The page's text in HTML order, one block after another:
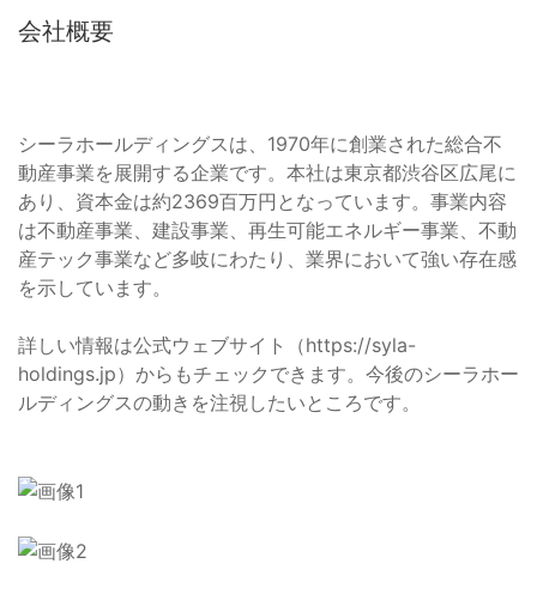
会社概要
シーラホールディングスは、1970年に創業された総合不
動産事業を展開する企業です。本社は東京都渋谷区広尾に
あり、資本金は約2369百万円となっています。事業内容
は不動産事業、建設事業、再生可能エネルギー事業、不動
産テック事業など多岐にわたり、業界において強い存在感
を示しています。
詳しい情報は公式ウェブサイト（https://syla-
holdings.jp）からもチェックできます。今後のシーラホー
ルディングスの動きを注視したいところです。